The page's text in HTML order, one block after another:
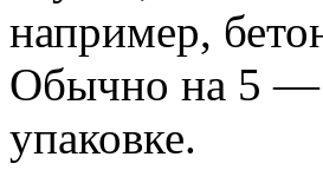
например,
Обычно на 5
упаковке.